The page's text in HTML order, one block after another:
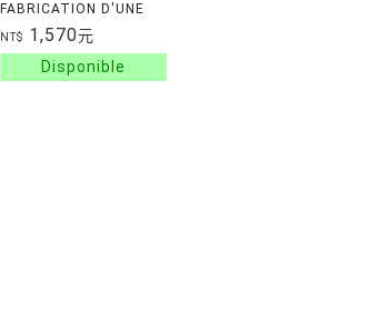
FABRICATION D'UNE
ICONE MATHEMATIQUE
NT$ 1,570元